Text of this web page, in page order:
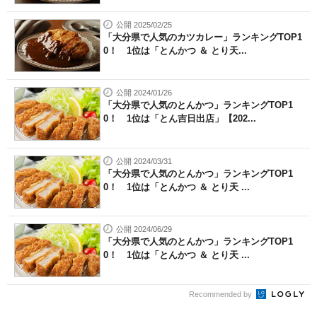
公開 2025/02/25
「大分県で人気のカツカレー」ランキングTOP1
0！ 1位は「とんかつ ＆ とり天...
公開 2024/01/26
「大分県で人気のとんかつ」ランキングTOP1
0！ 1位は「とん吉日出店」【202...
公開 2024/03/31
「大分県で人気のとんかつ」ランキングTOP1
0！ 1位は「とんかつ ＆ とり天 ...
公開 2024/06/29
「大分県で人気のとんかつ」ランキングTOP1
0！ 1位は「とんかつ ＆ とり天 ...
Recommended by